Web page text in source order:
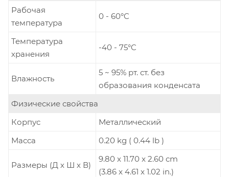
Рабочая
температура
0 - 60°C
Температура
хранения
-40 - 75°C
Влажность
5 ~ 95% рт. ст. без
образования конденсата
Физические свойства
Корпус
Металлический
Масса
0.20 kg ( 0.44 lb )
Размеры (Д х Ш х В)
9.80 x 11.70 x 2.60 cm
(3.86 x 4.61 x 1.02 in.)